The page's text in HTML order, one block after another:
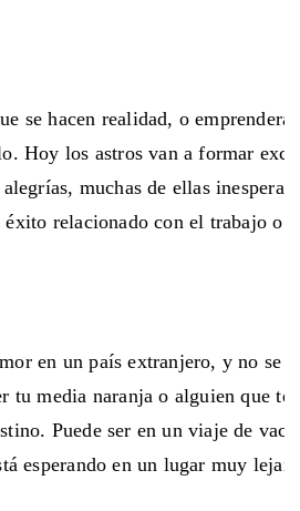
se hacen realidad, o
Hoy los astros van a formar
muchas de ellas
relacionado con el trabajo o
en un país extranjero, y no se
tu media naranja o alguien que
Puede ser en un viaje de
esperando en un lugar muy